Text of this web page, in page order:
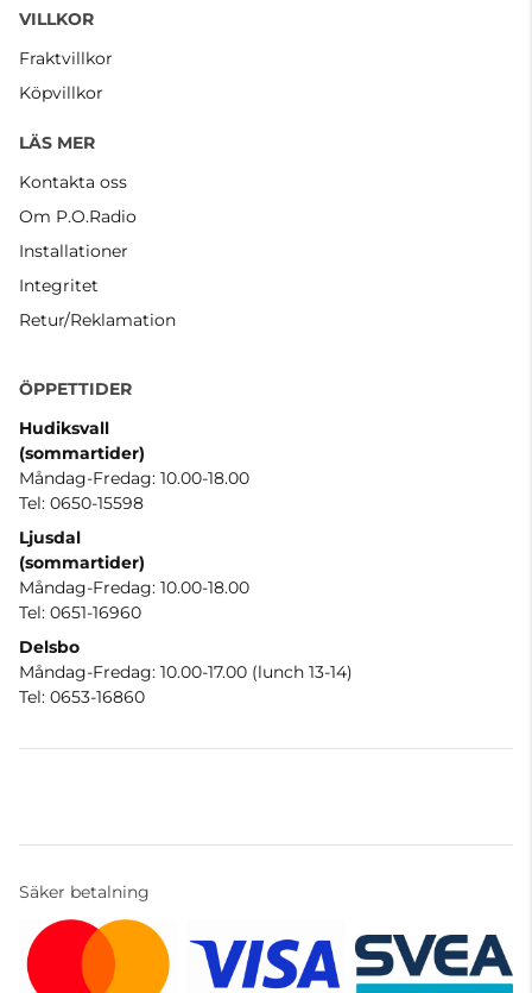
VILLKOR
Fraktvillkor
Köpvillkor
LÄS MER
Kontakta oss
Om P.O.Radio
Installationer
Integritet
Retur/Reklamation
ÖPPETTIDER
Hudiksvall
(sommartider)
Måndag-Fredag: 10.00-18.00
Tel: 0650-15598
Ljusdal
(sommartider)
Måndag-Fredag: 10.00-18.00
Tel: 0651-16960
Delsbo
Måndag-Fredag: 10.00-17.00 (lunch 13-14)
Tel: 0653-16860
Säker betalning